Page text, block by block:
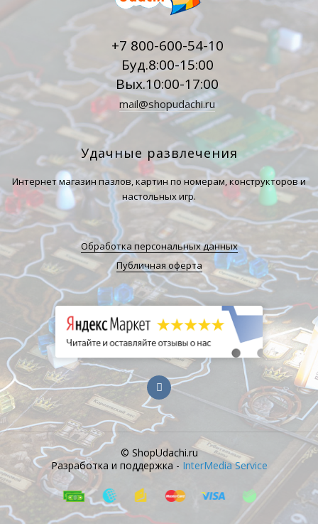
+7 800-600-54-10
Буд.8:00-15:00
Вых.10:00-17:00
mail@shopudachi.ru
Удачные развлечения
Интернет магазин пазлов, картин по номерам, конструкторов и
настольных игр.
Обработка персональных данных
Публичная оферта
© ShopUdachi.ru
Разработка и поддержка - InterMedia Service